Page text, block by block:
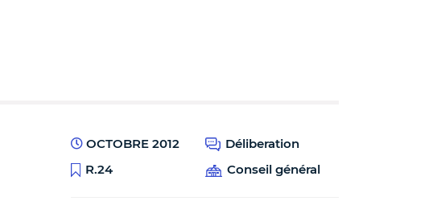
OCTOBRE 2012
Déliberation
R.24
Conseil général